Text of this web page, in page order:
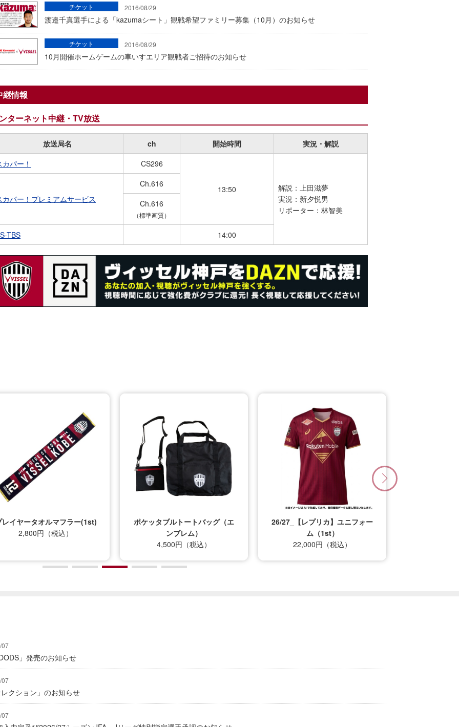
2016/08/29
渡邉千真選手による「kazumaシート」観戦希望ファミリー募集（10月）のお知らせ
チケット
2016/08/29
10月開催ホームゲームの車いすエリア観戦者ご招待のお知らせ
チケット
継情報
ターネット中継・TV放送
放送局名 ch 開始時間
実況・解説
カパー！
CS296
13:50
解説：上田滋夢
実況：新夕悦男
リポーター：林智美
カパー！プレミアムサービス
Ch.616
Ch.616
（標準画質）
TBS 14:00
レイヤータオルマフラー(1st)
2,800円（税込）
ポケッタブルトートバッグ（エ
ンブレム）
4,500円（税込）
26/27_【レプリカ】ユニフォー
ム（1st）
22,000円（税込）
07
」発売のお知らせ
07
クション」のお知らせ
07